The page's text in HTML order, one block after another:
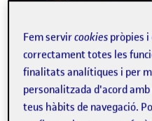
Fem servircookies pròpies
correctament totes les
finalitats analítiques i per
personalitzada d'acord
teus hàbits de navegació.